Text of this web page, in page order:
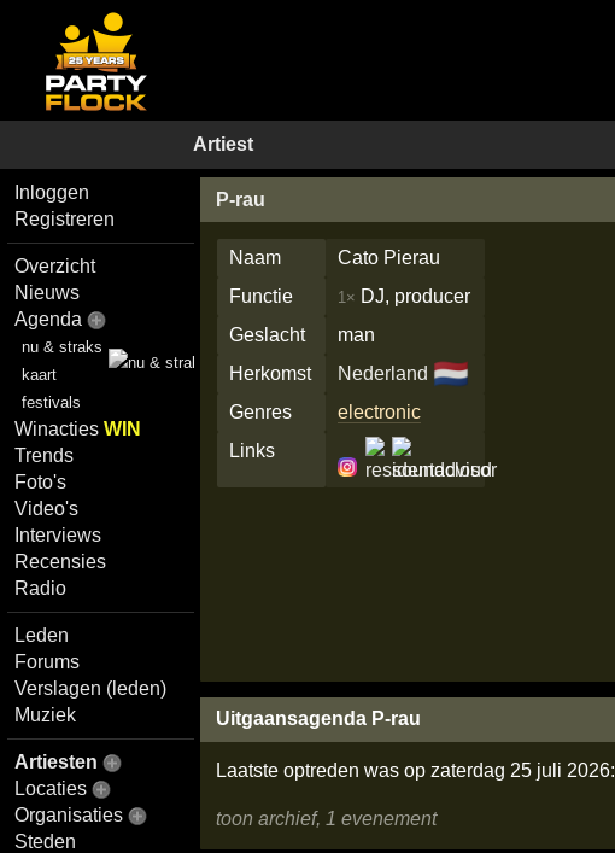
Artiest
Inloggen
Registreren
Overzicht
Nieuws
Agenda
nu & straks
kaart
festivals
WinactiesWIN
Trends
Foto's
Video's
Interviews
Recensies
Radio
Leden
Forums
Verslagen (leden)
Muziek
Artiesten
Locaties
Organisaties
Steden
P-rau
Naam
Cato Pierau
Functie
1× DJ, producer
Geslacht
man
Herkomst
Nederland 🇳🇱
Genres
electronic
Links
Uitgaansagenda P-rau
Laatste optreden was op zaterdag 25 juli 2026:
toon archief, 1 evenement